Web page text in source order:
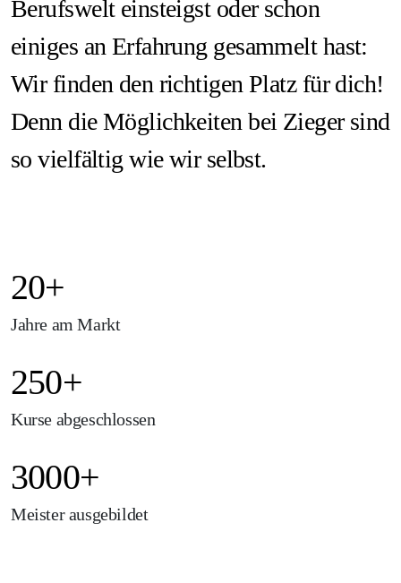
Berufswelt einsteigst oder schon
einiges an Erfahrung gesammelt hast:
Wir finden den richtigen Platz für dich!
Denn die Möglichkeiten bei Zieger sind
so vielfältig wie wir selbst.
20+
Jahre am Markt
250+
Kurse abgeschlossen
3000+
Meister ausgebildet